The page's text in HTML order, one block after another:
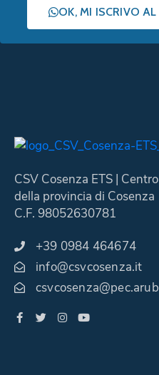
OK, MI ISCRIVO
CSV Cosenza ETS |
della provincia di Cosenza
C.F. 98052630781
+39 0984 464674
info@csvcosenza.it